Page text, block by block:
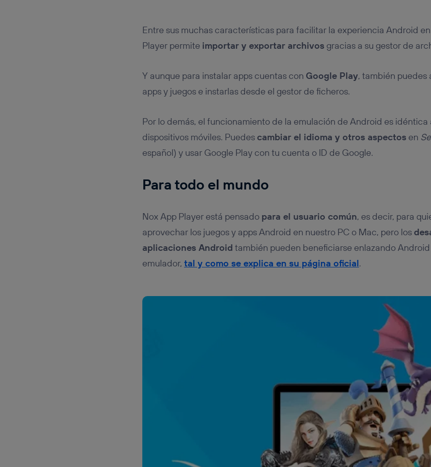
Entre sus muchas características para facilitar la experiencia Android
Player permite importar y exportar archivosgracias a su gestor de
Y aunque para instalar apps cuentas con Google Play, también puedes
apps y juegos e instarlas desde el gestor de ficheros.
Por lo demás, el funcionamiento de la emulación de Android es idéntica
dispositivos móviles. Puedescambiar el idioma y otros aspectosen
español) y usar Google Play con tu cuenta o ID de Google.
Para todo el mundo
Nox App Player está pensado para el usuario común, es decir, para
aprovechar los juegos y apps Android en nuestro PC o Mac, pero los
aplicaciones Android también pueden beneficiarse enlazando
emulador, tal y como se explica en su página oficial.